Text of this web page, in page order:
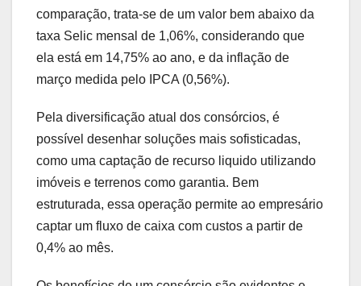
comparação, trata-se de um valor bem abaixo da
taxa Selic mensal de 1,06%, considerando que
ela está em 14,75% ao ano, e da inflação de
março medida pelo IPCA (0,56%).
Pela diversificação atual dos consórcios, é
possível desenhar soluções mais sofisticadas,
como uma captação de recurso liquido utilizando
imóveis e terrenos como garantia. Bem
estruturada, essa operação permite ao empresário
captar um fluxo de caixa com custos a partir de
0,4% ao mês.